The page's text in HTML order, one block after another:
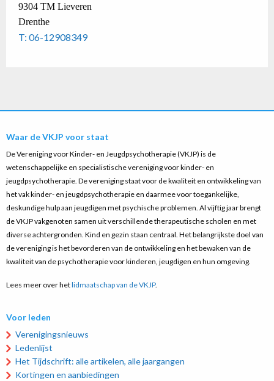
9304 TM Lieveren
Drenthe
T: 06-12908349
Waar de VKJP voor staat
De Vereniging voor Kinder- en Jeugdpsychotherapie (VKJP) is de
wetenschappelijke en specialistische vereniging voor kinder- en
jeugdpsychotherapie. De vereniging staat voor de kwaliteit en ontwikkeling van
het vak kinder- en jeugdpsychotherapie en daarmee voor toegankelijke,
deskundige hulp aan jeugdigen met psychische problemen. Al vijftig jaar brengt
de VKJP vakgenoten samen uit verschillende therapeutische scholen en met
diverse achtergronden. Kind en gezin staan centraal. Het belangrijkste doel van
de vereniging is het bevorderen van de ontwikkeling en het bewaken van de
kwaliteit van de psychotherapie voor kinderen, jeugdigen en hun omgeving.
Lees meer over hetlidmaatschap van de VKJP.
Voor leden
Verenigingsnieuws
Ledenlijst
Het Tijdschrift: alle artikelen, alle jaargangen
Kortingen en aanbiedingen